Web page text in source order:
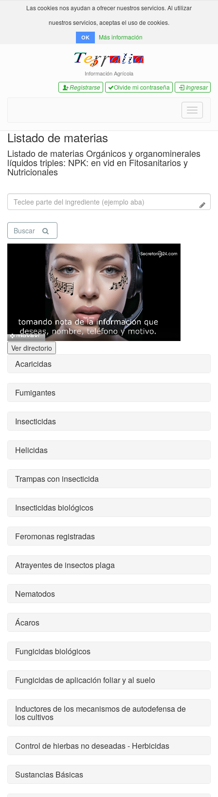
Las cookies nos ayudan a ofrecer nuestros servicios. Al utilizar
nuestros servicios, aceptas el uso de cookies.
OK Más información
Información Agrícola
Registrarse Olvide mi contraseña Ingresar
Toggle
Listado de materias
Listado de materias Orgánicos y organominerales
líquidos triples: NPK: en vid en Fitosanitarios y
Nutricionales
Buscar
Ver directorio
Acaricidas
Fumigantes
Insecticidas
Helicidas
Trampas con insecticida
Insecticidas biológicos
Feromonas registradas
Atrayentes de insectos plaga
Nematodos
Ácaros
Fungicidas biológicos
Fungicidas de aplicación foliar y al suelo
Inductores de los mecanismos de autodefensa de
los cultivos
Control de hierbas no deseadas - Herbicidas
Sustancias Básicas